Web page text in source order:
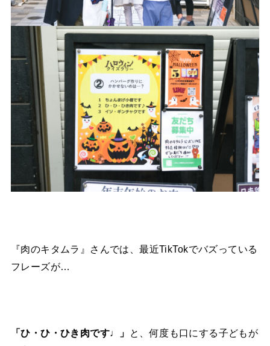
『肉のキタムラ』さんでは、最近TikTokでバズっている
フレーズが…
「ひ・ひ・ひき肉です♩」
と、何度も口にする子どもが